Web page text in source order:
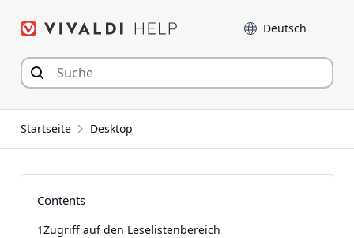
Inhalt
Sprache
Startseite Desktop
Contents
1Zugriff auf den Leselistenbereich